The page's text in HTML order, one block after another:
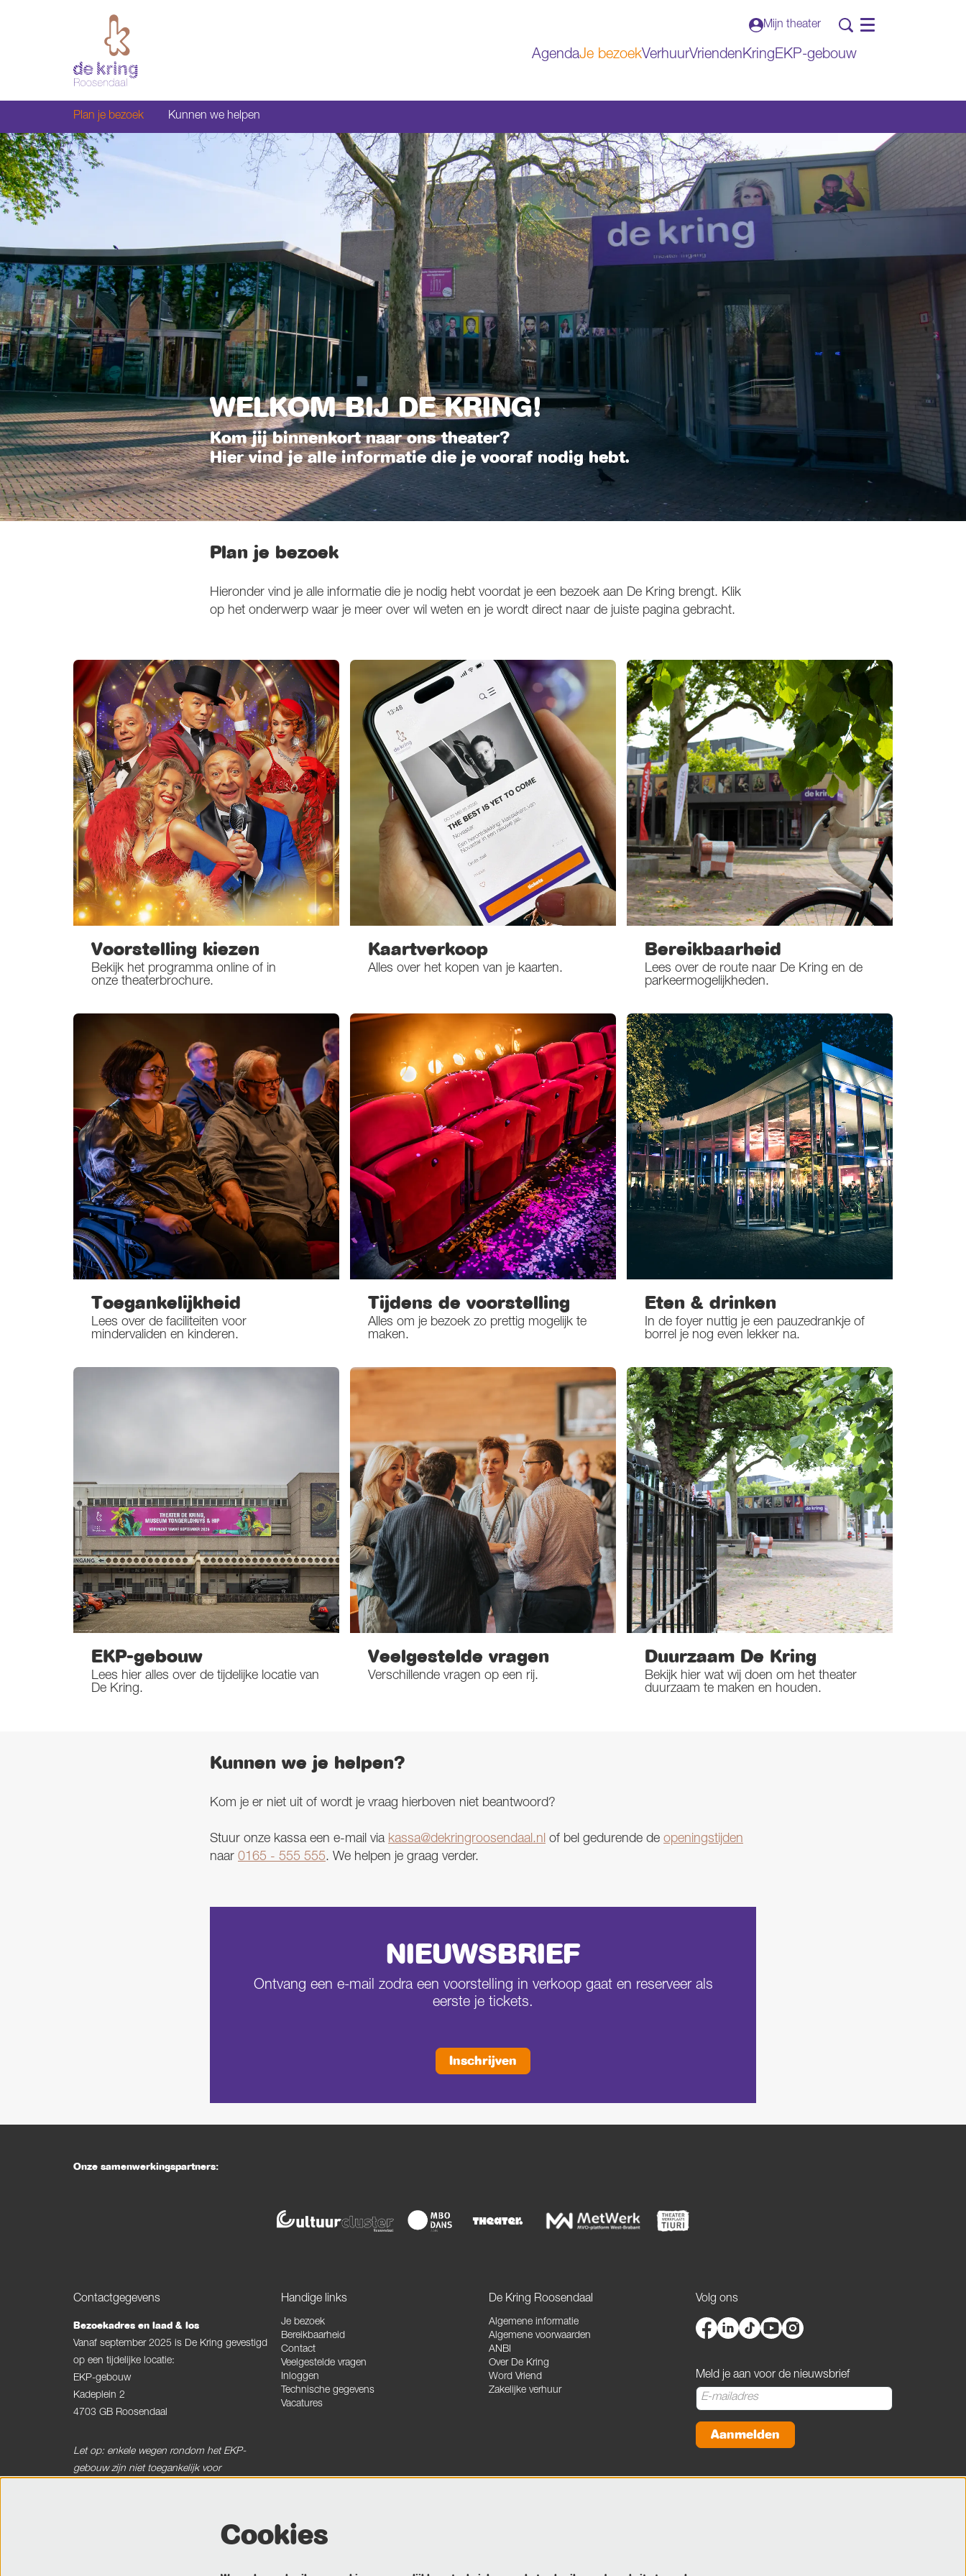
Mijn theater
AgendaJe bezoekVerhuurVriendenKringEKP-gebouw
Menu
Plan je bezoek Kunnen we helpen
WELKOM BIJ DE KRING!
Kom jij binnenkort naar ons theater?
Hier vind je alle informatie die je vooraf nodig hebt.
Plan je bezoek
Hieronder vind je alle informatie die je nodig hebt voordat je een bezoek aan De Kring brengt. Klik
op het onderwerp waar je meer over wil weten en je wordt direct naar de juiste pagina gebracht.
Voorstelling kiezen
Bekijk het programma online of in
onze theaterbrochure.
Kaartverkoop
Alles over het kopen van je kaarten.
Bereikbaarheid
Lees over de route naar De Kring en de
parkeermogelijkheden.
Toegankelijkheid
Lees over de faciliteiten voor
mindervaliden en kinderen.
Tijdens de voorstelling
Alles om je bezoek zo prettig mogelijk te
maken.
Eten & drinken
In de foyer nuttig je een pauzedrankje of
borrel je nog even lekker na.
EKP-gebouw
Lees hier alles over de tijdelijke locatie van
De Kring.
Veelgestelde vragen
Verschillende vragen op een rij.
Duurzaam De Kring
Bekijk hier wat wij doen om het theater
duurzaam te maken en houden.
Kunnen we je helpen?
Kom je er niet uit of wordt je vraag hierboven niet beantwoord?
Stuur onze kassa een e-mail via kassa@dekringroosendaal.nl of bel gedurende de openingstijden
naar 0165 - 555 555. We helpen je graag verder.
NIEUWSBRIEF
Ontvang een e-mail zodra een voorstelling in verkoop gaat en reserveer als
eerste je tickets.
Inschrijven
Onze samenwerkingspartners:
Contactgegevens
Bezoekadres en laad & los
Vanaf september 2025 is De Kring gevestigd
op een tijdelijke locatie:
EKP-gebouw
Kadeplein 2
4703 GB Roosendaal
Let op: enkele wegen rondom het EKP-
gebouw zijn niet toegankelijk voor
Handige links
Je bezoek
Bereikbaarheid
Contact
Veelgestelde vragen
Inloggen
Technische gegevens
Vacatures
De Kring Roosendaal
Algemene informatie
Algemene voorwaarden
ANBI
Over De Kring
Word Vriend
Zakelijke verhuur
Volg ons
Meld je aan voor de nieuwsbrief
Aanmelden
Cookies